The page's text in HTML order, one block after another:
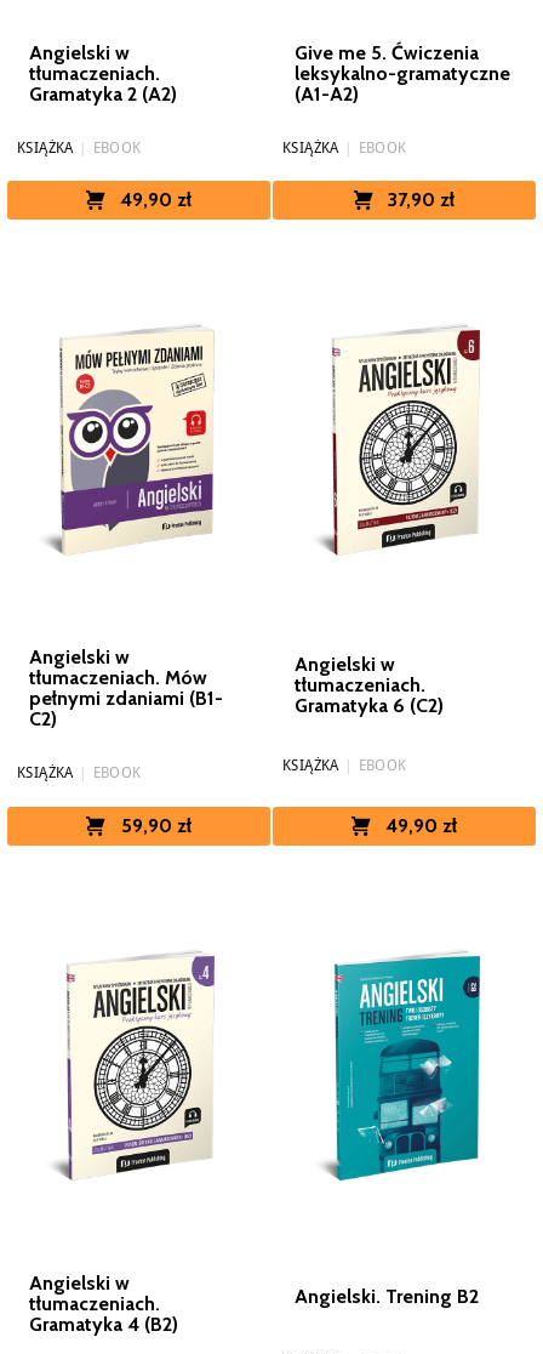
Angielski w
tłumaczeniach.
Gramatyka 2 (A2)
KSIĄŻKA | EBOOK
49,90 zł
Give me 5. Ćwiczenia
leksykalno-gramatyczne
(A1-A2)
KSIĄŻKA | EBOOK
37,90 zł
Angielski w
tłumaczeniach. Mów
pełnymi zdaniami (B1-
C2)
KSIĄŻKA EBOOK
59,90 zł
Angielski w
tłumaczeniach.
Gramatyka 6 (C2)
KSIĄŻKA EBOOK
49,90 zł
Angielski w
tłumaczeniach.
Gramatyka 4 (B2)
Angielski. Trening B2